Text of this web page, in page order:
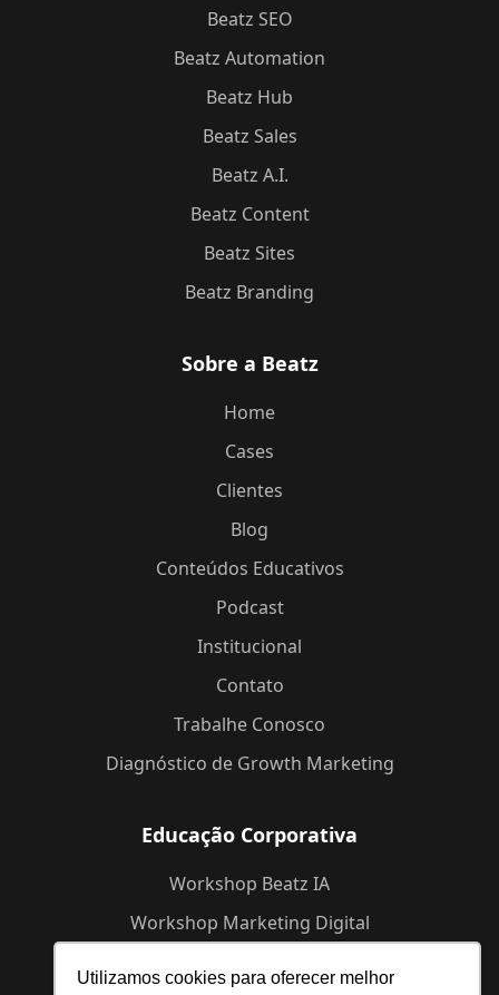
Utilizamos cookies para oferecer melhor
Beatz SEO
Beatz Automation
Beatz Hub
Beatz Sales
Beatz A.I.
Beatz Content
Beatz Sites
Beatz Branding
Sobre a Beatz
Home
Cases
Clientes
Blog
Conteúdos Educativos
Podcast
Institucional
Contato
Trabalhe Conosco
Diagnóstico de Growth Marketing
Educação Corporativa
Workshop Beatz IA
Workshop Marketing Digital